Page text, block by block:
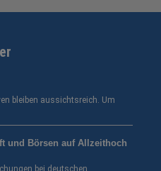
bleiben aussichtsreich. Um
und Börsen auf Allzeithoch
bei deutschen